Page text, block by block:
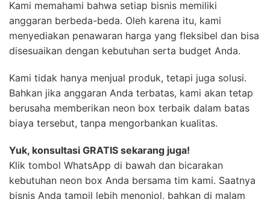
Kami memahami bahwa setiap bisnis memiliki
anggaran berbeda-beda. Oleh karena itu, kami
menyediakan penawaran harga yang fleksibel dan bisa
disesuaikan dengan kebutuhan serta budget Anda.
Kami tidak hanya menjual produk, tetapi juga solusi.
Bahkan jika anggaran Anda terbatas, kami akan tetap
berusaha memberikan neon box terbaik dalam batas
biaya tersebut, tanpa mengorbankan kualitas.
Yuk, konsultasi GRATIS sekarang juga!
Klik tombol WhatsApp di bawah dan bicarakan
kebutuhan neon box Anda bersama tim kami. Saatnya
bisnis Anda tampil lebih menonjol, bahkan di malam